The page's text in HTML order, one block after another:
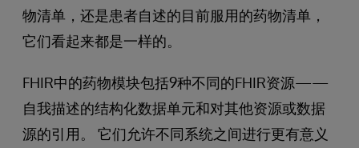
物清单，还是患者自述的目前服用的药物清单，
它们看起来都是一样的。
FHIR中的药物模块包括9种不同的FHIR资源——
自我描述的结构化数据单元和对其他资源或数据
源的引用。 它们允许不同系统之间进行更有意义